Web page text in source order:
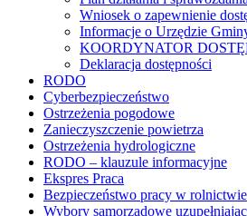
Wniosek o zapewnienie
Informacje o Urzędzie
KOORDYNATOR
Deklaracja dostępności
RODO
Cyberbezpieczeństwo
Ostrzeżenia pogodowe
Zanieczyszczenie powietrza
Ostrzeżenia hydrologiczne
RODO – klauzule informacyjne
Ekspres Praca
Bezpieczeństwo pracy w rolnictwie
Wybory samorządowe